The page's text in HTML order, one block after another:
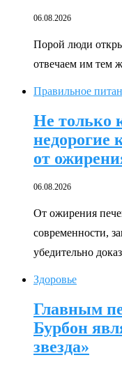
06.08.2026
Порой люди
отвечаем им
Правильное
Не только
от
06.08.2026
От ожирения
современности,
убедительно
Здоровье
Главным
Бурбон
звезда»